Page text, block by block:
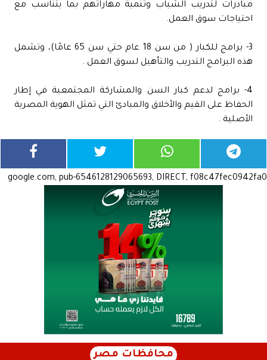
مبادرات لتدريب الشباب وتنمية مهاراتهم بما يتناسب مع
احتياجات سوق العمل.
3- برامج للكبار ( من سن 18 عام حتي سن 65 عامًا)، وتشمل
هذه البرامج التدريب والتأهيل لسوق العمل .
4- برامج لدعم كبار السن والمشاركة المجتمعية في إطار
الحفاظ على القيم والأخلاق والمبادئ التي تمثل الهوية المصرية
الأصلية .
google.com, pub-6546128129065693, DIRECT, f08c47fec0942fa0
محافظات مصر